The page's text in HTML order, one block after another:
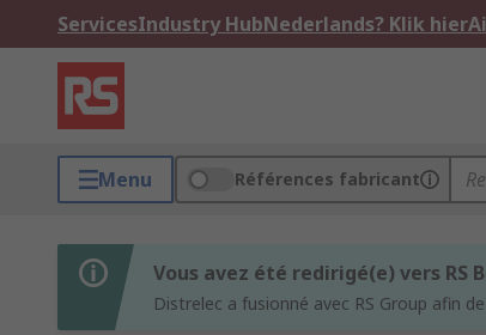
ServicesIndustry HubNederlands? Klik hier
Menu Références fabricant
Vous avez été redirigé(e) vers RS
Distrelec a fusionné avec RS Group afin